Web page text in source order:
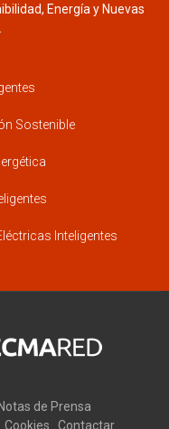
Energía y Nuevas
Sostenible
Inteligentes
de Prensa
Cookies Contactar